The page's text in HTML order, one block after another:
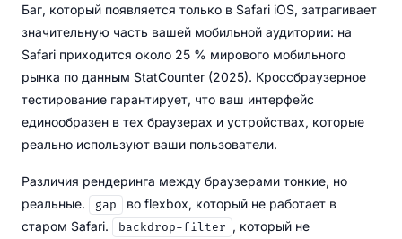
Баг, который появляется только в Safari iOS, затрагивает
значительную часть вашей мобильной аудитории: на
Safari приходится около 25 % мирового мобильного
рынка по данным StatCounter (2025). Кроссбраузерное
тестирование гарантирует, что ваш интерфейс
единообразен в тех браузерах и устройствах, которые
реально используют ваши пользователи.
Различия рендеринга между браузерами тонкие, но
реальные.
gap
во flexbox, который не работает в
старом Safari.
backdrop-filter , который не